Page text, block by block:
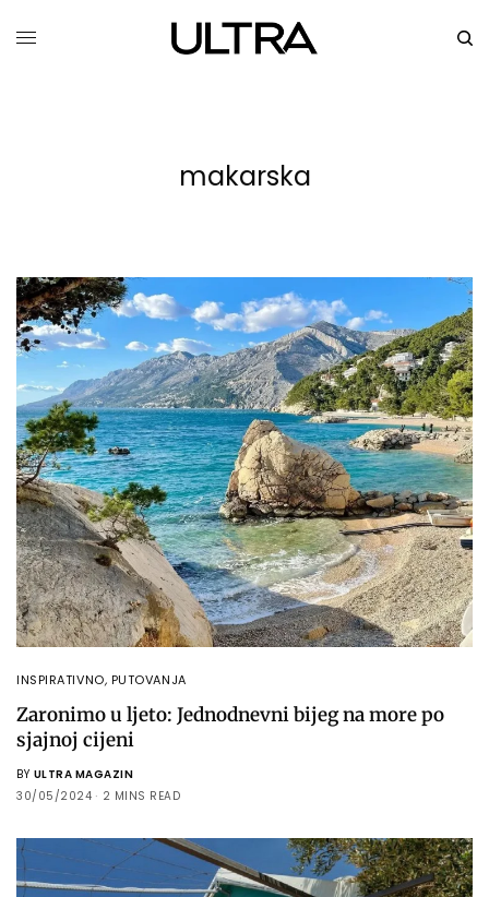
makarska
INSPIRATIVNO, PUTOVANJA
Zaronimo u ljeto: Jednodnevni bijeg na more po
sjajnoj cijeni
BY ULTRA MAGAZIN
30/05/2024
2 MINS READ